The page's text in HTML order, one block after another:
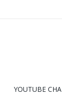
YOUTUBE